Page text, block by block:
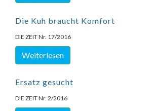
Die Kuh braucht Komfort
DIE ZEIT Nr. 17/2016
Weiterlesen
Ersatz gesucht
DIE ZEIT Nr. 2/2016